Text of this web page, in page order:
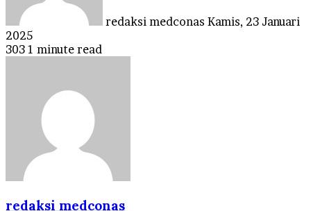
redaksi medconas Kamis, 23 Januari
2025
303 1 minute read
redaksi medconas